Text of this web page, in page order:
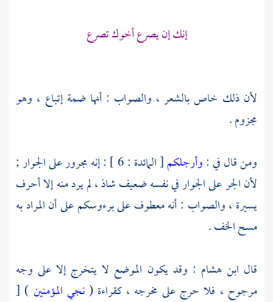
إنك إن يصرع أخوك تصرع
لأن ذلك خاص بالشعر ، والصواب : أنها ضمة إتباع ، وهو
مجزوم .
ومن قال في :وأرجلكم
[ المائدة : 6 ] : إنه مجرور على الجوار ;
لأن الجر على الجوار في نفسه ضعيف شاذ ، لم يرد منه إلا أحرف
يسيرة ، والصواب : أنه معطوف على برءوسكم على أن المراد به
مسح الخف .
قال ابن هشام : وقد يكون الموضع لا يتخرج إلا على وجه
مرجوح ، فلا حرج على مخرجه ، كقراءة (نجي المؤمنين ) [